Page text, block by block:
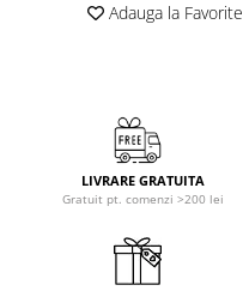
Adauga la Favorite
LIVRARE GRATUITA
Gratuit pt. comenzi >200 lei